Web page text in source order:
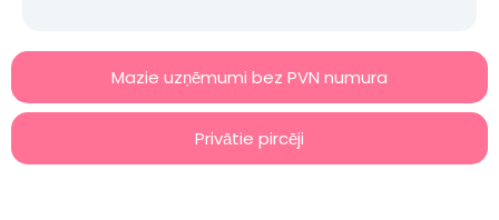
Mazie uzņēmumi bez PVN numura
Privātie pircēji